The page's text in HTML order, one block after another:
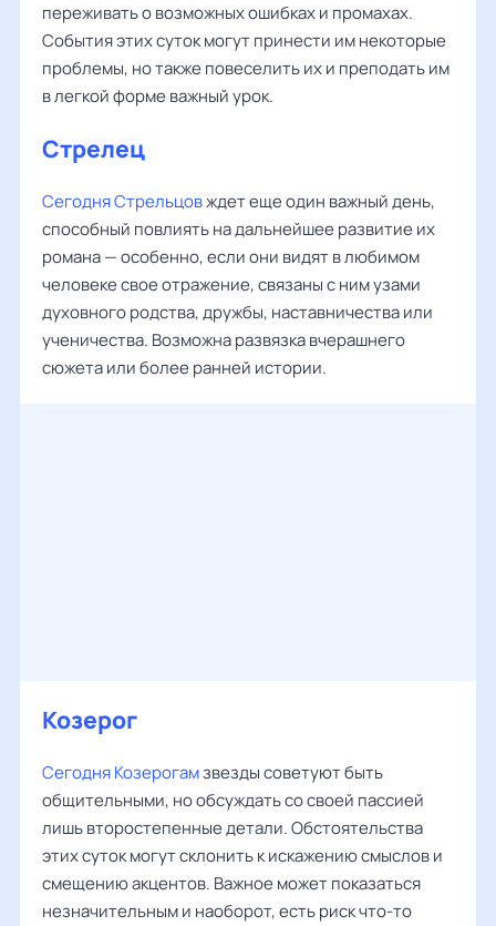
переживать о возможных ошибках и промахах.
События этих суток могут принести им некоторые
проблемы, но также повеселить их и преподать им
в легкой форме важный урок.
Стрелец
Сегодня Стрельцовждет еще один важный день,
способный повлиять на дальнейшее развитие их
романа — особенно, если они видят в любимом
человеке свое отражение, связаны с ним узами
духовного родства, дружбы, наставничества или
ученичества. Возможна развязка вчерашнего
сюжета или более ранней истории.
Козерог
Сегодня Козерогамзвезды советуют быть
общительными, но обсуждать со своей пассией
лишь второстепенные детали. Обстоятельства
этих суток могут склонить к искажению смыслов и
смещению акцентов. Важное может показаться
незначительным и наоборот, есть риск что-то